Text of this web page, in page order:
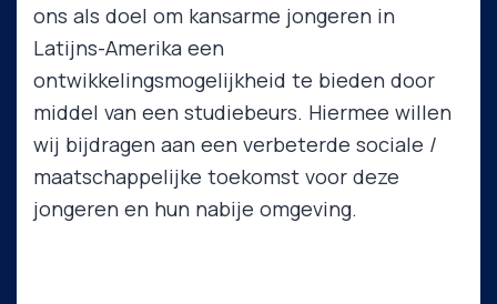
ons als doel om kansarme jongeren in
Latijns-Amerika een
ontwikkelingsmogelijkheid te bieden door
middel van een studiebeurs. Hiermee willen
wij bijdragen aan een verbeterde sociale /
maatschappelijke toekomst voor deze
jongeren en hun nabije omgeving.